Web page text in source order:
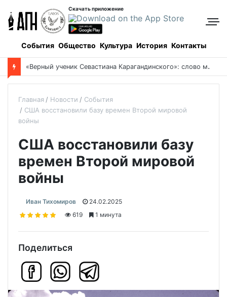
Скачать приложение
События Общество Культура История Контакты
«Верный ученик Севастиана Карагандинского»: слово митрополита Александра о почившем схиархимандрите Пахомии
Главная Новости
События
США восстановили базу времен Второй мировой
войны
США восстановили базу
времен Второй мировой
войны
Иван Тихомиров
24.02.2025
619
1 минута
Поделиться